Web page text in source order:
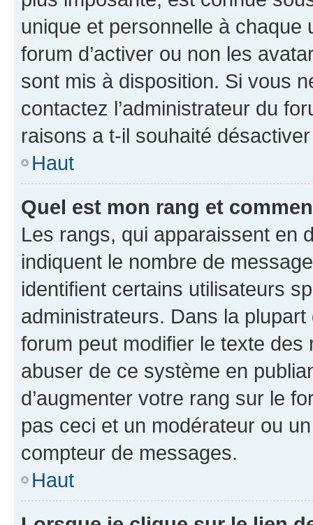
unique et personnelle à chaque
forum d’activer ou non les
sont mis à disposition. Si vous
contactez l’administrateur du
raisons a t-il souhaité
Haut
Quel est mon rang et
Les rangs, qui apparaissent en
indiquent le nombre de
identifient certains utilisateurs
administrateurs. Dans la
forum peut modifier le texte
abuser de ce système en
d’augmenter votre rang sur le
pas ceci et un modérateur ou
compteur de messages.
Haut